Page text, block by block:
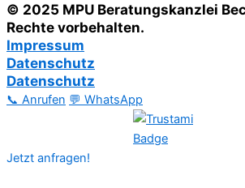
© 2025 MPU Beratungskanzlei
Rechte vorbehalten.
Impressum
Datenschutz
Datenschutz
📞 Anrufen 💬 WhatsApp
Jetzt anfragen!